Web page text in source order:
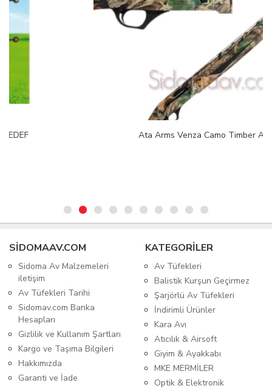
Ata Arms Venza Camo Timber Av Tüfeği
SIDOMAAV.COM
Sidoma Av Malzemeleri
iletişim
Av Tüfekleri Tarihi
Sidomav.com Banka
Hesapları
Gizlilik ve Kullanım Şartları
Kargo ve Taşıma Bilgileri
Hakkımızda
Garanti ve İade
KATEGORİLER
Av Tüfekleri
Balistik Kurşun Geçirmez
Şarjörlü Av Tüfekleri
İndirimli Ürünler
Kara Avı
Atıcılık & Airsoft
Giyim & Ayakkabı
MKE MERMİLER
Optik & Elektronik